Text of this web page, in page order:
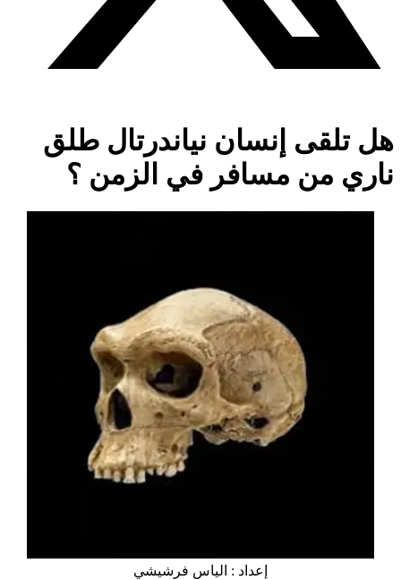
هل تلقى إنسان نياندرتال طلق
ناري من مسافر في الزمن ؟
إعداد : الياس فرشيشي